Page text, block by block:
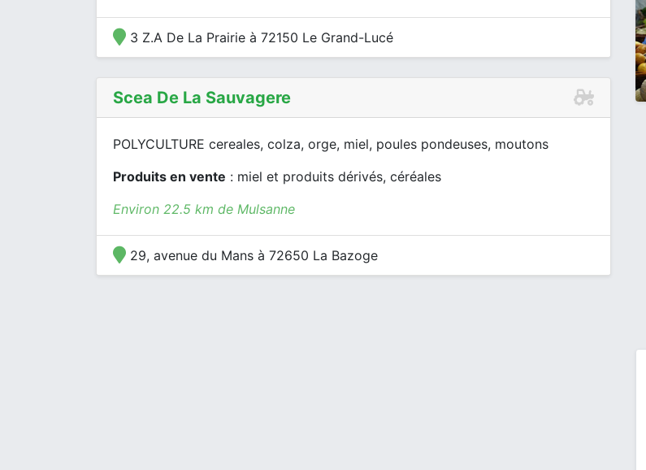
3 Z.A De La Prairie à 72150 Le Grand-Lucé
Scea De La Sauvagere
POLYCULTURE cereales, colza, orge, miel, poules pondeuses, moutons
Produits en vente : miel et produits dérivés, céréales
Environ 22.5 km de Mulsanne
29, avenue du Mans à 72650 La Bazoge